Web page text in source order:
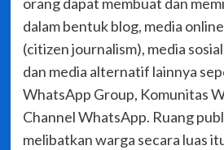
dalam bentuk blog, media
(citizen journalism), media
dan media alternatif lainnya
WhatsApp Group, Komunitas
Channel WhatsApp. Ruang
melibatkan warga secara luas